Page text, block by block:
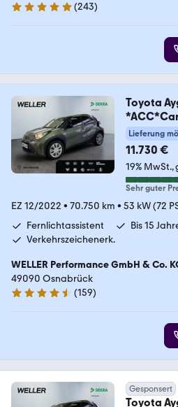
4.8 Sterne
(243)
Toyota
*Bi-Tone
Lieferung
11.730 €
19% MwSt.
Sehr guter
EZ 12/2022 • 70.750 km • 53 kW (72
Fernlichtassistent
Bis 15
Verkehrszeichenerk.
WELLER Performance GmbH & Co.
49090 Osnabrück
4.5 Sterne
(159)
Gesponsert
Toyota